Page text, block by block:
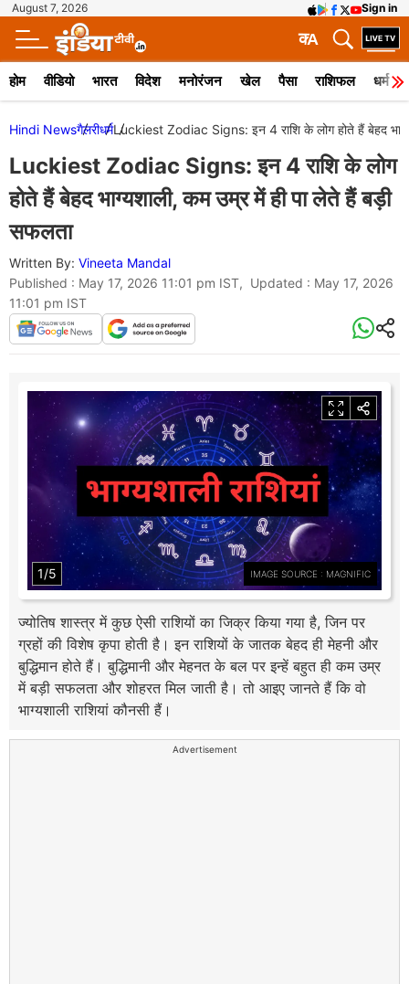
August 7, 2026 Sign in
A
क
होम वीडियो भारत विदेश मनोरंजन खेल पैसा राशिफल धर्म
Hindi Newsगैलरीधर्मLuckiest Zodiac Signs: इन 4 राशि के लोग होते हैं बेहद
Luckiest Zodiac Signs: इन 4 राशि के लोग
होते हैं बेहद भाग्यशाली, कम उम्र में ही पा लेते हैं बड़ी
सफलता
Written By: Vineeta Mandal
Published : May 17, 2026 11:01 pm IST, Updated : May 17, 2026
11:01 pm IST
1/5 IMAGE SOURCE : MAGNIFIC
ज्योतिष शास्त्र में कुछ ऐसी राशियों का जिक्र किया गया है, जिन पर
ग्रहों की विशेष कृपा होती है। इन राशियों के जातक बेहद ही मेहनी और
बुद्धिमान होते हैं। बुद्धिमानी और मेहनत के बल पर इन्हें बहुत ही कम उम्र
में बड़ी सफलता और शोहरत मिल जाती है। तो आइए जानते हैं कि वो
भाग्यशाली राशियां कौनसी हैं।
Advertisement